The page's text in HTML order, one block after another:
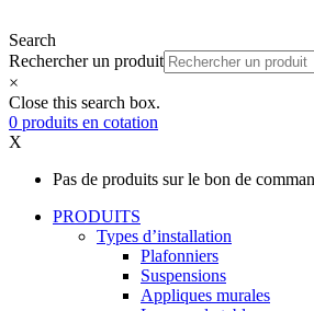
Search
Rechercher un produit
×
Close this search box.
0 produits en cotation
X
Pas de produits sur le bon de
PRODUITS
Types d’installation
Plafonniers
Suspensions
Appliques murales